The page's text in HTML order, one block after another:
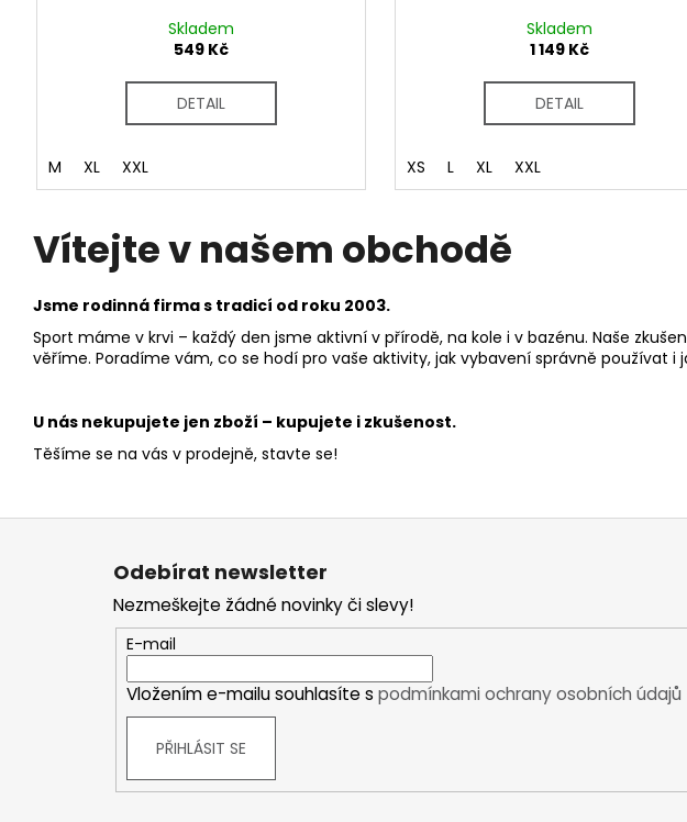
Skladem
549 Kč
DETAIL
M XL XXL
Skladem
1 149 Kč
DETAIL
XS L XL XXL
Vítejte v našem obchodě
Jsme rodinná firma s tradicí od roku 2003.
Sport máme v krvi – každý den jsme aktivní v přírodě, na kole i v bazénu. Naše
věříme. Poradíme vám, co se hodí pro vaše aktivity, jak vybavení správně používat i
U nás nekupujete jen zboží – kupujete i zkušenost.
Těšíme se na vás v prodejně, stavte se!
Odebírat newsletter
Nezmeškejte žádné novinky či slevy!
E-mail
Vložením e-mailu souhlasíte s podmínkami ochrany osobních údajů
PŘIHLÁSIT SE